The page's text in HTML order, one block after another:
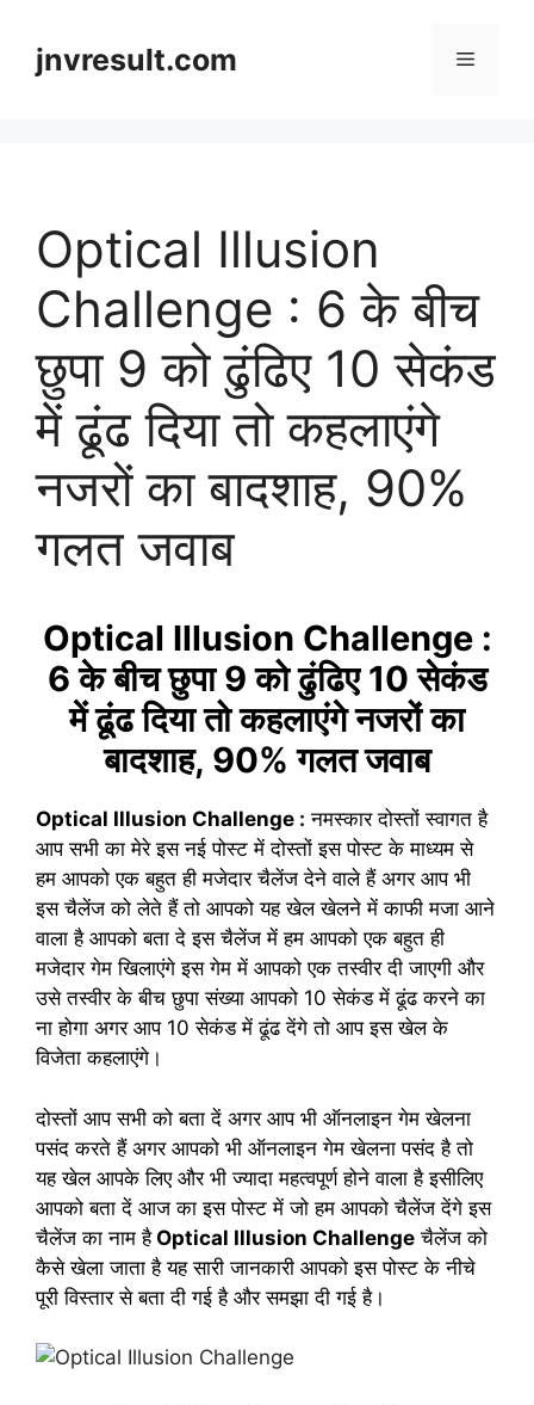
contentjnvresult.com Menu
Optical Illusion
Challenge : 6 के बीच
छुपा 9 को ढुंढिए 10 सेकंड
में ढूंढ दिया तो कहलाएंगे
नजरों का बादशाह, 90%
गलत जवाब
Optical Illusion Challenge :
6 के बीच छुपा 9 को ढुंढिए 10 सेकंड
में ढूंढ दिया तो कहलाएंगे नजरों का
बादशाह, 90% गलत जवाब
Optical Illusion Challenge : नमस्कार दोस्तों स्वागत है
आप सभी का मेरे इस नई पोस्ट में दोस्तों इस पोस्ट के माध्यम से
हम आपको एक बहुत ही मजेदार चैलेंज देने वाले हैं अगर आप भी
इस चैलेंज को लेते हैं तो आपको यह खेल खेलने में काफी मजा आने
वाला है आपको बता दे इस चैलेंज में हम आपको एक बहुत ही
मजेदार गेम खिलाएंगे इस गेम में आपको एक तस्वीर दी जाएगी और
उसे तस्वीर के बीच छुपा संख्या आपको 10 सेकंड में ढूंढ करने का
ना होगा अगर आप 10 सेकंड में ढूंढ देंगे तो आप इस खेल के
विजेता कहलाएंगे।
दोस्तों आप सभी को बता दें अगर आप भी ऑनलाइन गेम खेलना
पसंद करते हैं अगर आपको भी ऑनलाइन गेम खेलना पसंद है तो
यह खेल आपके लिए और भी ज्यादा महत्वपूर्ण होने वाला है इसीलिए
आपको बता दें आज का इस पोस्ट में जो हम आपको चैलेंज देंगे इस
चैलेंज का नाम हैOptical Illusion Challenge चैलेंज को
कैसे खेला जाता है यह सारी जानकारी आपको इस पोस्ट के नीचे
पूरी विस्तार से बता दी गई है और समझा दी गई है।